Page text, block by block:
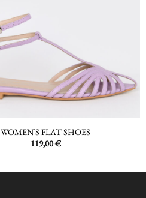
WOMEN’S FLAT SHOES
119,00€